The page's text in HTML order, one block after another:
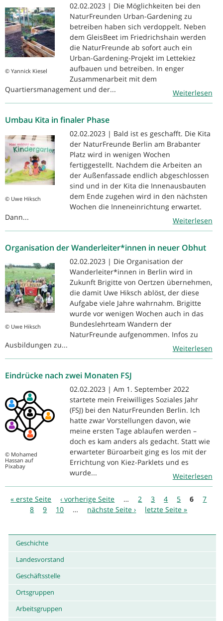
© Yannick Kiesel
02.02.2023 | Die Möglichkeiten bei den
NaturFreunden Urban-Gardening zu
betreiben haben sich verdoppelt. Neben
dem GleisBeet im Friedrichshain werden
die NaturFreunde ab sofort auch ein
Urban-Gardening-Projekt im Lettekiez
aufbauen und betreiben. In enger
Zusammenarbeit mit dem
Quartiersmanagement und der...
Weiterlesen
Umbau Kita in finaler Phase
© Uwe Hiksch
02.02.2023 | Bald ist es geschafft. Die Kita
der NaturFreunde Berlin am Brabanter
Platz wird in wenigen Wochen
fertiggestellt. Nachdem die Arbeiten an
der Außenfassade endlich abgeschlossen
sind und in der Kita die Innenausbauten
dem Ende zugehen wird in den nächsten
Wochen die Inneneinrichtung erwartet.
Dann...
Weiterlesen
Organisation der Wanderleiter*innen in neuer Obhut
© Uwe Hiksch
02.02.2023 | Die Organisation der
Wanderleiter*innen in Berlin wird in
Zukunft Brigitte von Oertzen übernehmen,
die damit Uwe Hiksch ablöst, der diese
Aufgabe viele Jahre wahrnahm. Brigitte
wurde vor wenigen Wochen auch in das
Bundeslehrteam Wandern der
NaturFreunde aufgenommen. Infos zu
Ausbildungen zu...
Weiterlesen
Eindrücke nach zwei Monaten FSJ
© Mohamed
Hassan auf
Pixabay
02.02.2023 | Am 1. September 2022
startete mein Freiwilliges Soziales Jahr
(FSJ) bei den NaturFreunden Berlin. Ich
hatte zwar Vorstellungen davon, wie
meine ersten Tage ablaufen werden –
doch es kam anders als gedacht. Statt wie
erwarteter Büroarbeit ging es los mit der
Errichtung von Kiez-Parklets und es
wurde...
Weiterlesen
Seiten
« erste Seite ‹ vorherige Seite … 2 3 4 5 6
7
8
9 10 … nächste Seite › letzte Seite »
Geschichte
Landesvorstand
Geschäftsstelle
Ortsgruppen
Arbeitsgruppen